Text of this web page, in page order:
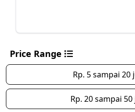
Price Range
Rp. 5 sampai 20
Rp. 20 sampai